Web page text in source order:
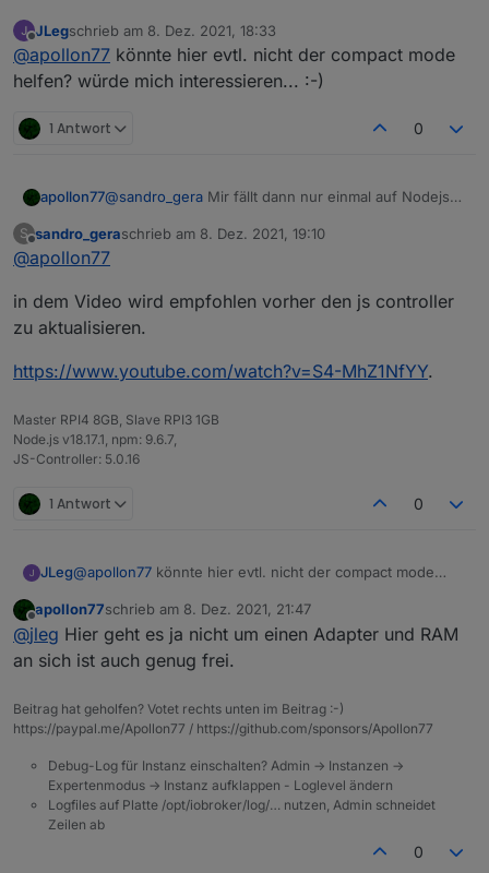
Offline
JLegschrieb am 8. Dez. 2021, 18:33
zuletzt editiert von
@apollon77 könnte hier evtl. nicht der compact mode
helfen? würde mich interessieren... :-)
1 Antwort 0
apollon77@sandro_gera Mir fällt dann nur einmal auf Nodejs
S
Offline
sandro_geraschrieb am 8. Dez. 2021, 19:10
zuletzt editiert von
@apollon77
in dem Video wird empfohlen vorher den js controller
zu aktualisieren.
https://www.youtube.com/watch?v=S4-MhZ1NfYY.
Master RPI4 8GB, Slave RPI3 1GB
Node.js v18.17.1, npm: 9.6.7,
JS-Controller: 5.0.16
1 Antwort 0
JLeg@apollon77 könnte hier evtl. nicht der compact mode
Offline
apollon77schrieb am 8. Dez. 2021, 21:47
zuletzt editiert von
@jleg Hier geht es ja nicht um einen Adapter und RAM
an sich ist auch genug frei.
Beitrag hat geholfen? Votet rechts unten im Beitrag :-)
https://paypal.me/Apollon77 / https://github.com/sponsors/Apollon77
Debug-Log für Instanz einschalten? Admin -> Instanzen ->
Expertenmodus -> Instanz aufklappen - Loglevel ändern
Logfiles auf Platte /opt/iobroker/log/… nutzen, Admin schneidet
Zeilen ab
0